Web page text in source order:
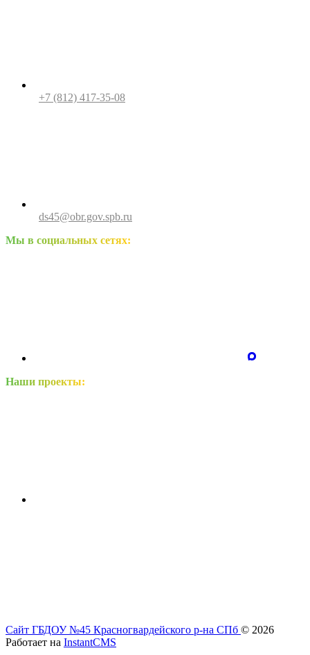
+7 (812) 417-35-08
ds45@obr.gov.spb.ru
Мы в социальных сетях:
Наши проекты:
Сайт ГБДОУ №45 Красногвардейского р-на СПб © 2026
Работает на InstantCMS